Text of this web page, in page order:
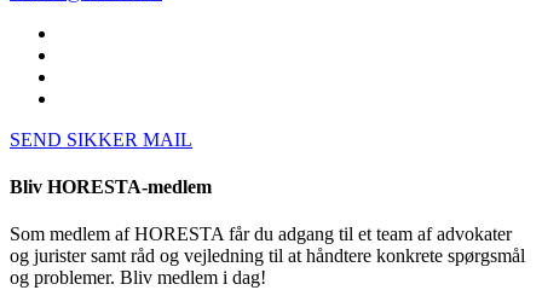
SEND SIKKER MAIL
Bliv HORESTA-medlem
Som medlem af HORESTA får du adgang til et team af advokater
og jurister samt råd og vejledning til at håndtere konkrete spørgsmål
og problemer. Bliv medlem i dag!